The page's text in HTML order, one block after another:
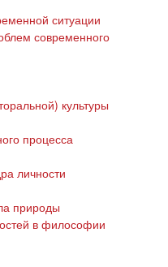
ситуации
современного
культуры
процесса
личности
природы
в философии